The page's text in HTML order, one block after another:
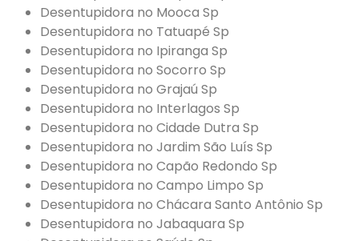
Desentupidora no Mooca Sp
Desentupidora no Tatuapé Sp
Desentupidora no Ipiranga Sp
Desentupidora no Socorro Sp
Desentupidora no Grajaú Sp
Desentupidora no Interlagos Sp
Desentupidora no Cidade Dutra Sp
Desentupidora no Jardim São Luís Sp
Desentupidora no Capão Redondo Sp
Desentupidora no Campo Limpo Sp
Desentupidora no Chácara Santo Antônio Sp
Desentupidora no Jabaquara Sp